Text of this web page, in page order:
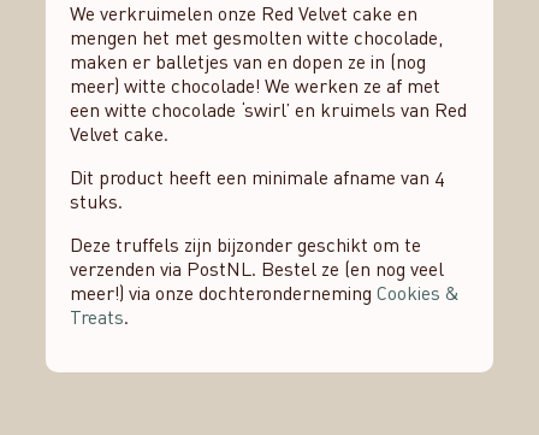
We verkruimelen onze Red Velvet cake en
mengen het met gesmolten witte chocolade,
maken er balletjes van en dopen ze in (nog
meer) witte chocolade! We werken ze af met
een witte chocolade ‘swirl’ en kruimels van Red
Velvet cake.
Dit product heeft een minimale afname van 4
stuks.
Deze truffels zijn bijzonder geschikt om te
verzenden via PostNL. Bestel ze (en nog veel
meer!) via onze dochteronderneming Cookies &
Treats.